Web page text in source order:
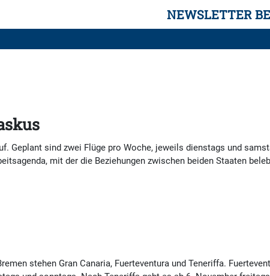
NEWSLETTER
Geplant sind zwei Flüge pro Woche, jeweils dienstags und
mit der die Beziehungen zwischen beiden Staaten
stehen Gran Canaria, Fuerteventura und Teneriffa.